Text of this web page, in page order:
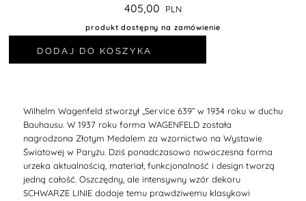
405,00
produkt dostępny na zamówienie
DODAJ DO KOSZYKA
Wilhelm Wagenfeld stworzył „Service 639” w 1934 roku w duchu
Bauhausu. W 1937 roku forma WAGENFELD została
nagrodzona Złotym Medalem za wzornictwo na Wystawie
Światowej w Paryżu. Dziś ponadczasowo nowoczesna forma
urzeka aktualnością, materiał, funkcjonalność i design tworzą
jedną całość. Oszczędny, ale intensywny wzór dekoru
SCHWARZE LINIE dodaje temu prawdziwemu klasykowi